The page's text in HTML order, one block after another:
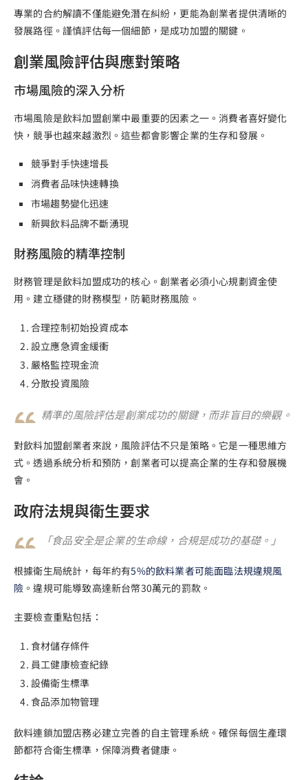
專業的合約解讀不僅能避免潛在糾紛，更能為創業者提供清晰的
發展路徑。謹慎評估每一個細節，是成功加盟的關鍵。
創業風險評估與應對策略
市場風險的深入分析
市場風險是飲料加盟創業中最重要的因素之一。消費者喜好變化
快，競爭也越來越激烈。這些都會影響企業的生存和發展。
競爭對手快速增長
消費者品味快速轉換
市場趨勢變化迅速
新興飲料品牌不斷湧現
財務風險的精準控制
財務管理是飲料加盟成功的核心。創業者必須小心規劃資金使
用。建立穩健的財務模型，防範財務風險。
合理控制初始投資成本
設立應急資金緩衝
嚴格監控現金流
分散投資風險
精準的風險評估是創業成功的關鍵，而非盲目的樂觀。
對飲料加盟創業者來說，風險評估不只是策略。它是一種思維方
式。透過系統分析和預防，創業者可以提高企業的生存和發展機
會。
政府法規與衛生要求
「食品安全是企業的生命線，合規是成功的基礎。」
根據衛生局統計，每年約有5%的飲料業者可能面臨法規違規風
險 。違規可能導致高達新台幣30萬元的罰款。
主要檢查重點包括：
食材儲存條件
員工健康檢查紀錄
設備衛生標準
食品添加物管理
飲料連鎖加盟店務必建立完善的自主管理系統。確保每個生產環
節都符合衛生標準，保障消費者健康。